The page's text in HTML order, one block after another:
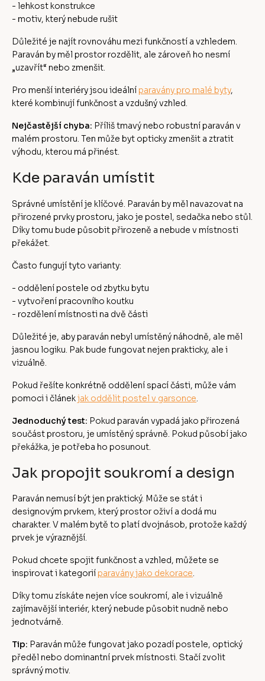
- lehkost konstrukce
- motiv, který nebude rušit
Důležité je najít rovnováhu mezi funkčností a vzhledem.
Paraván by měl prostor rozdělit, ale zároveň ho nesmí
„uzavřít“ nebo zmenšit.
Pro menší interiéry jsou ideální paravány pro malé byty,
které kombinují funkčnost a vzdušný vzhled.
Nejčastější chyba: Příliš tmavý nebo robustní paraván v
malém prostoru. Ten může byt opticky zmenšit a ztratit
výhodu, kterou má přinést.
Kde paraván umístit
Správné umístění je klíčové. Paraván by měl navazovat na
přirozené prvky prostoru, jako je postel, sedačka nebo stůl.
Díky tomu bude působit přirozeně a nebude v místnosti
překážet.
Často fungují tyto varianty:
- oddělení postele od zbytku bytu
- vytvoření pracovního koutku
- rozdělení místnosti na dvě části
Důležité je, aby paraván nebyl umístěný náhodně, ale měl
jasnou logiku. Pak bude fungovat nejen prakticky, ale i
vizuálně.
Pokud řešíte konkrétně oddělení spací části, může vám
pomoci i článek jak oddělit postel v garsonce
Jednoduchý test: Pokud paraván vypadá jako přirozená
součást prostoru, je umístěný správně. Pokud působí jako
překážka, je potřeba ho posunout.
Jak propojit soukromí a design
Paraván nemusí být jen praktický. Může se stát i
designovým prvkem, který prostor oživí a dodá mu
charakter. V malém bytě to platí dvojnásob, protože každý
prvek je výraznější.
Pokud chcete spojit funkčnost a vzhled, můžete se
inspirovat i kategorií paravány jako dekorace.
Díky tomu získáte nejen více soukromí, ale i vizuálně
zajímavější interiér, který nebude působit nudně nebo
jednotvárně.
Tip: Paraván může fungovat jako pozadí postele, optický
předěl nebo dominantní prvek místnosti. Stačí zvolit
správný motiv.